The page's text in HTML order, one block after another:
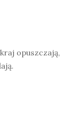
opuszczają,